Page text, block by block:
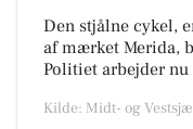
Den stjålne cykel,
af mærket Merida,
Politiet arbejder
Kilde: Midt- og